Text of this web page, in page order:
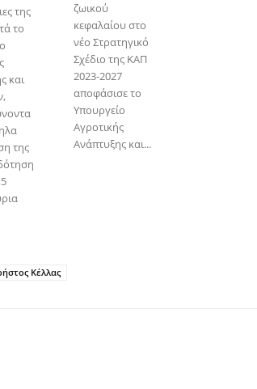
της
το
και
της
ζωικού
κεφαλαίου στο
νέο Στρατηγικό
Σχέδιο της ΚΑΠ
2023-2027
αποφάσισε το
Υπουργείο
Αγροτικής
Ανάπτυξης και...
Κέλλας